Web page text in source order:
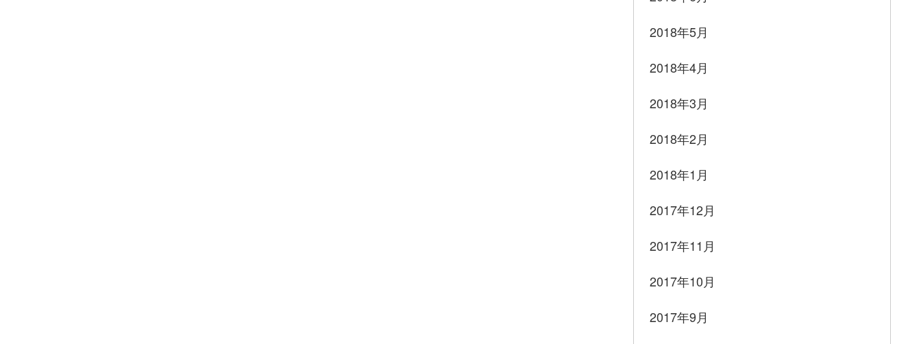
2018年5月
2018年4月
2018年3月
2018年2月
2018年1月
2017年12月
2017年11月
2017年10月
2017年9月